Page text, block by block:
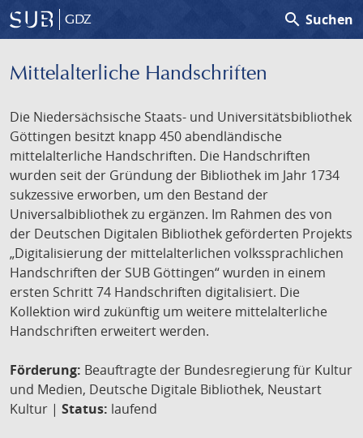
GDZ search Suchen
Mittelalterliche Handschriften
Die Niedersächsische Staats- und Universitätsbibliothek
Göttingen besitzt knapp 450 abendländische
mittelalterliche Handschriften. Die Handschriften
wurden seit der Gründung der Bibliothek im Jahr 1734
sukzessive erworben, um den Bestand der
Universalbibliothek zu ergänzen. Im Rahmen des von
der Deutschen Digitalen Bibliothek geförderten Projekts
„Digitalisierung der mittelalterlichen volkssprachlichen
Handschriften der SUB Göttingen“ wurden in einem
ersten Schritt 74 Handschriften digitalisiert. Die
Kollektion wird zukünftig um weitere mittelalterliche
Handschriften erweitert werden.
Förderung: Beauftragte der Bundesregierung für Kultur
und Medien, Deutsche Digitale Bibliothek, Neustart
Kultur | Status: laufend